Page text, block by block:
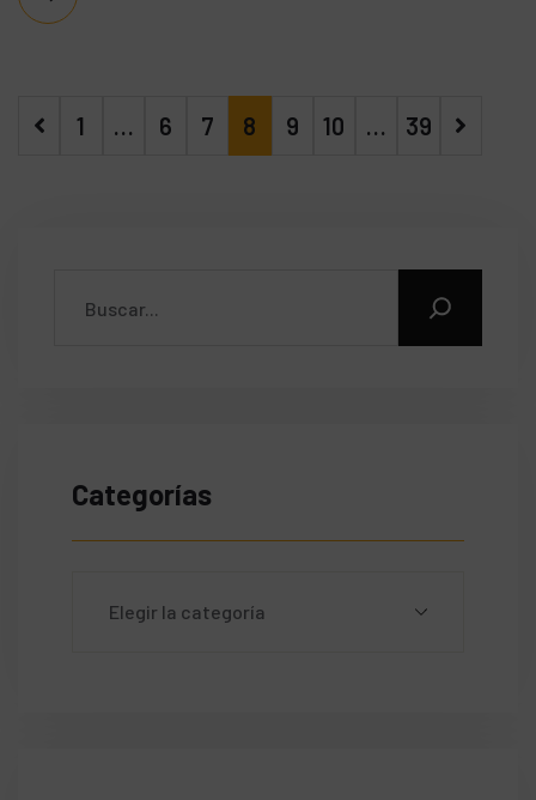
1 … 6 7 8 9 10 … 39
Categorías